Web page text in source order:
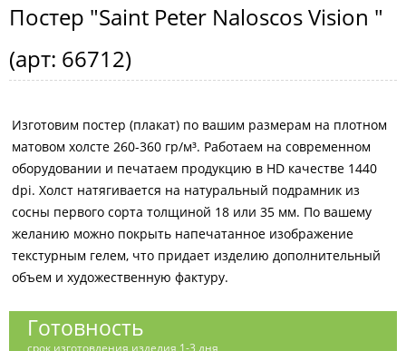
Постер "Saint Peter Naloscos Vision "
(арт: 66712)
Изготовим постер (плакат) по вашим размерам на плотном
матовом холсте 260-360 гр/м³. Работаем на современном
оборудовании и печатаем продукцию в HD качестве 1440
dpi. Холст натягивается на натуральный подрамник из
сосны первого сорта толщиной 18 или 35 мм. По вашему
желанию можно покрыть напечатанное изображение
текстурным гелем, что придает изделию дополнительный
объем и художественную фактуру.
Готовность
срок изготовления изделия 1-3 дня